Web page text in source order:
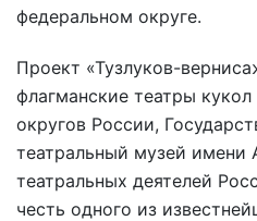
федеральном округе.
Проект «Тузлуков-
флагманские театры
округов России,
театральный музей
театральных деятелей
честь одного из